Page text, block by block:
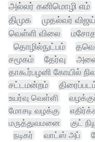
அல்லர் கனிமொழி எம்
திமுக
முதல்வர் விஜய்
வெள்ளி விலை
தொழில்நுட்பம்
சமூகம்
தேர்வு
தாகூர்பழனி கோயில்
சட்டமன்றம்
உயர்வு வெள்ளி
மோசடி வழக்கு
மருத்துவமனை
குட்
நடிகர்
வாட்ஸ் அப்